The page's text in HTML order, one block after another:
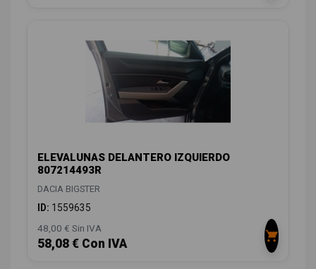
ELEVALUNAS DELANTERO IZQUIERDO
807214493R
DACIA BIGSTER
ID: 1559635
48,00 € Sin IVA
58,08 € Con IVA